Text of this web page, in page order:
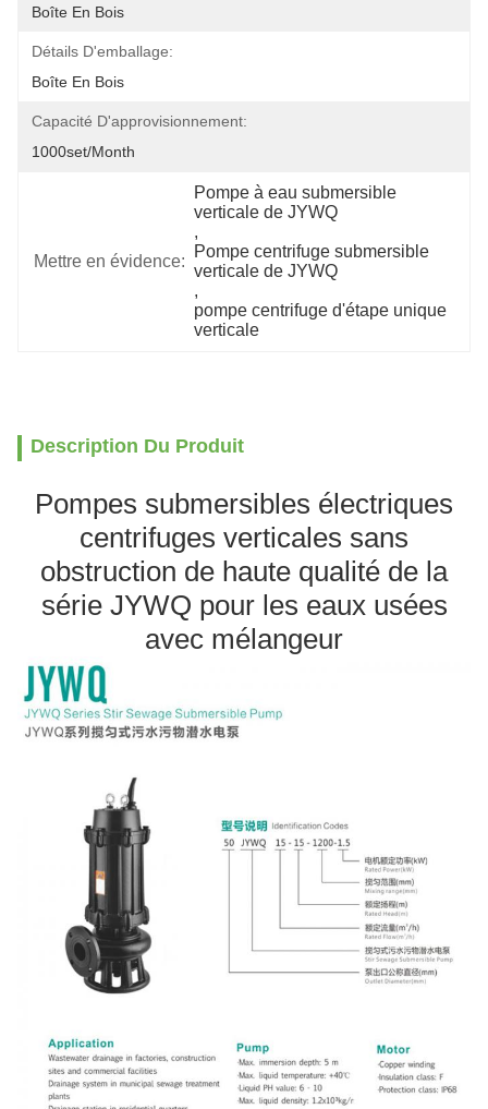
Boîte En Bois
Détails D'emballage:
Boîte En Bois
Capacité D'approvisionnement:
1000set/month
Mettre en évidence:
Pompe à eau submersible
verticale de JYWQ
,
Pompe centrifuge submersible
verticale de JYWQ
,
pompe centrifuge d'étape unique
verticale
Description Du Produit
Pompes submersibles électriques
centrifuges verticales sans
obstruction de haute qualité de la
série JYWQ pour les eaux usées
avec mélangeur